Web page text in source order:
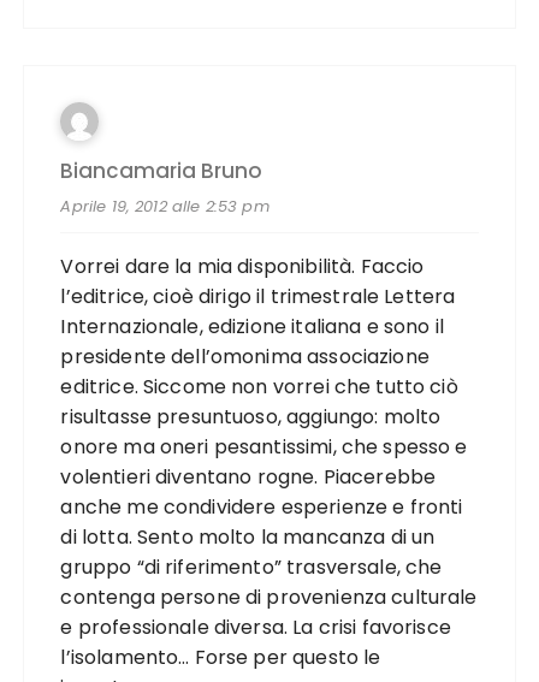
Biancamaria Bruno
Aprile 19, 2012 alle 2:53 pm
Vorrei dare la mia disponibilità. Faccio
l’editrice, cioè dirigo il trimestrale Lettera
Internazionale, edizione italiana e sono il
presidente dell’omonima associazione
editrice. Siccome non vorrei che tutto ciò
risultasse presuntuoso, aggiungo: molto
onore ma oneri pesantissimi, che spesso e
volentieri diventano rogne. Piacerebbe
anche me condividere esperienze e fronti
di lotta. Sento molto la mancanza di un
gruppo “di riferimento” trasversale, che
contenga persone di provenienza culturale
e professionale diversa. La crisi favorisce
l’isolamento… Forse per questo le